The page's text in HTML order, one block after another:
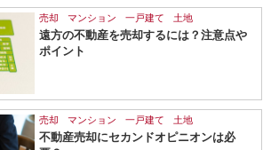
売却 マンション 一戸建て 土地
遠方の不動産を売却するには？注意点や
ポイント
売却 マンション 一戸建て 土地
不動産売却にセカンドオピニオンは必